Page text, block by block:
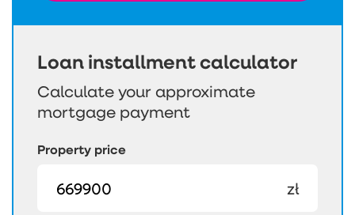
Loan installment calculator
Calculate your approximate
mortgage payment
Property price
zł